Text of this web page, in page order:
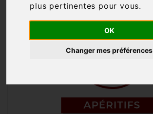
plus pertinentes pour vous.
OK
Changer mes préférences